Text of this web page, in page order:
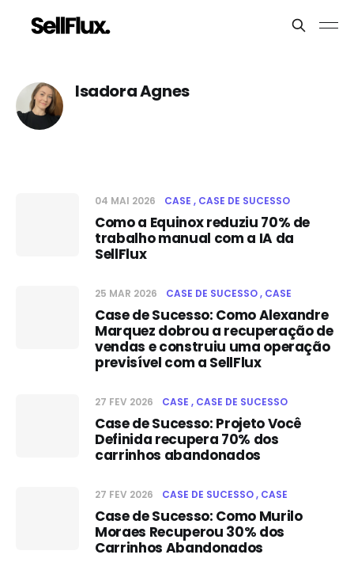
Isadora Agnes
04 MAI 2026 CASE CASE DE SUCESSO
Como a Equinox reduziu 70% de
trabalho manual com a IA da
SellFlux
25 MAR 2026 CASE DE SUCESSO CASE
Case de Sucesso: Como Alexandre
Marquez dobrou a recuperação de
vendas e construiu uma operação
previsível com a SellFlux
27 FEV 2026 CASE CASE DE SUCESSO
Case de Sucesso: Projeto Você
Definida recupera 70% dos
carrinhos abandonados
27 FEV 2026 CASE DE SUCESSO CASE
Case de Sucesso: Como Murilo
Moraes Recuperou 30% dos
Carrinhos Abandonados